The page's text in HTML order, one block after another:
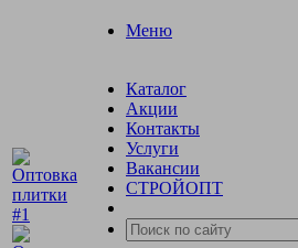
Меню
Каталог
Акции
Контакты
Услуги
Вакансии
СТРОЙОПТ